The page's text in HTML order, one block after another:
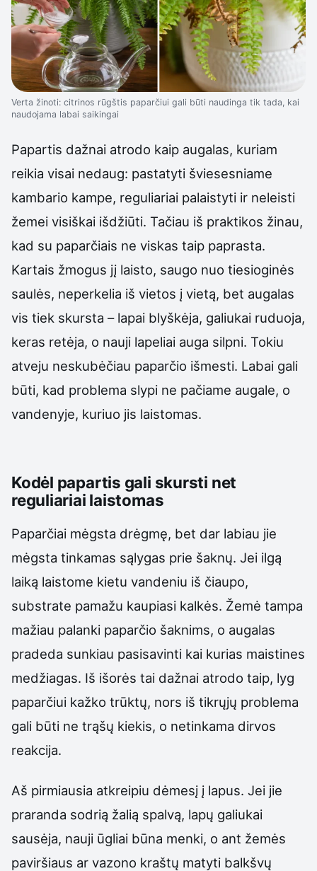
Verta žinoti: citrinos rūgštis paparčiui gali būti naudinga tik tada, kai
naudojama labai saikingai
Papartis dažnai atrodo kaip augalas, kuriam
reikia visai nedaug: pastatyti šviesesniame
kambario kampe, reguliariai palaistyti ir neleisti
žemei visiškai išdžiūti. Tačiau iš praktikos žinau,
kad su paparčiais ne viskas taip paprasta.
Kartais žmogus jį laisto, saugo nuo tiesioginės
saulės, neperkelia iš vietos į vietą, bet augalas
vis tiek skursta – lapai blyškėja, galiukai ruduoja,
keras retėja, o nauji lapeliai auga silpni. Tokiu
atveju neskubėčiau paparčio išmesti. Labai gali
būti, kad problema slypi ne pačiame augale, o
vandenyje, kuriuo jis laistomas.
Kodėl papartis gali skursti net
reguliariai laistomas
Paparčiai mėgsta drėgmę, bet dar labiau jie
mėgsta tinkamas sąlygas prie šaknų. Jei ilgą
laiką laistome kietu vandeniu iš čiaupo,
substrate pamažu kaupiasi kalkės. Žemė tampa
mažiau palanki paparčio šaknims, o augalas
pradeda sunkiau pasisavinti kai kurias maistines
medžiagas. Iš išorės tai dažnai atrodo taip, lyg
paparčiui kažko trūktų, nors iš tikrųjų problema
gali būti ne trąšų kiekis, o netinkama dirvos
reakcija.
Aš pirmiausia atkreipiu dėmesį į lapus. Jei jie
praranda sodrią žalią spalvą, lapų galiukai
sausėja, nauji ūgliai būna menki, o ant žemės
paviršiaus ar vazono kraštų matyti balkšvų